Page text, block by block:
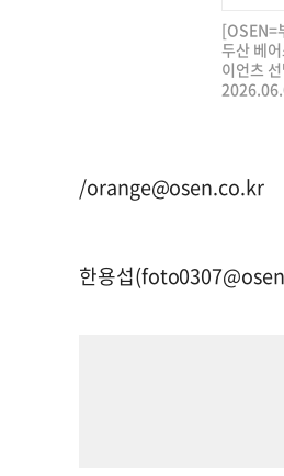
[OSEN=
두산 베
이언츠
/orange@osen.co.kr
한용섭(